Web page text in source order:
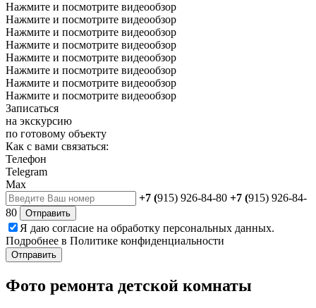
Нажмите и посмотрите видеообзор
Нажмите и посмотрите видеообзор
Нажмите и посмотрите видеообзор
Нажмите и посмотрите видеообзор
Нажмите и посмотрите видеообзор
Нажмите и посмотрите видеообзор
Нажмите и посмотрите видеообзор
Нажмите и посмотрите видеообзор
Записаться
на экскурсию
по готовому объекту
Как с вами связаться:
Телефон
Telegram
Max
+7 (915) 926-84-80 +7 (915) 926-84-
80
Отправить
Я даю согласие на обработку персональных данных.
Подробнее в Политике конфиденциальности
Отправить
Фото ремонта детской комнаты